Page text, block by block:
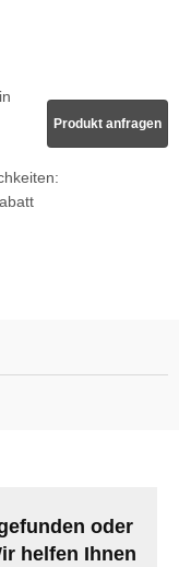
Produkt anfragen
oder
helfen Ihnen